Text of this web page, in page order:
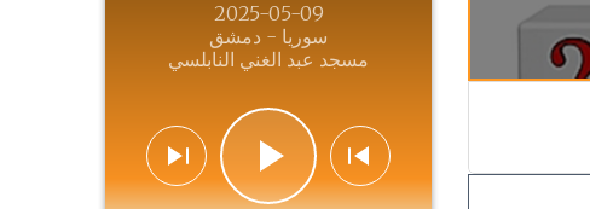
2025-05-09
سوريا - دمشق
مسجد عبد الغني النابلسي